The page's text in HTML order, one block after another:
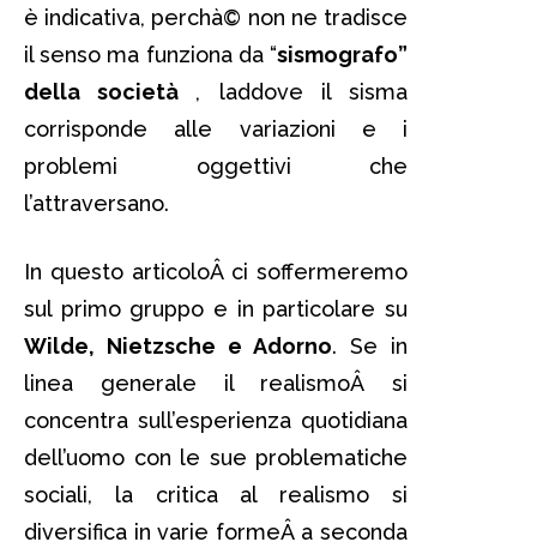
è indicativa, perchà© non ne tradisce
il senso ma funziona da “sismografo”
della società , laddove il sisma
corrisponde alle variazioni e i
problemi oggettivi che
l’attraversano.
In questo articoloÂ ci soffermeremo
sul primo gruppo e in particolare su
Wilde, Nietzsche e Adorno. Se in
linea generale il realismoÂ si
concentra sull’esperienza quotidiana
dell’uomo con le sue problematiche
sociali, la critica al realismo si
diversifica in varie formeÂ a seconda